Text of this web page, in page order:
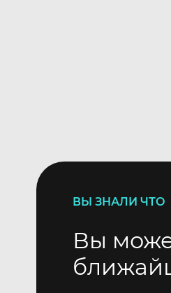
ВЫ ЗНАЛИ ЧТО
Вы